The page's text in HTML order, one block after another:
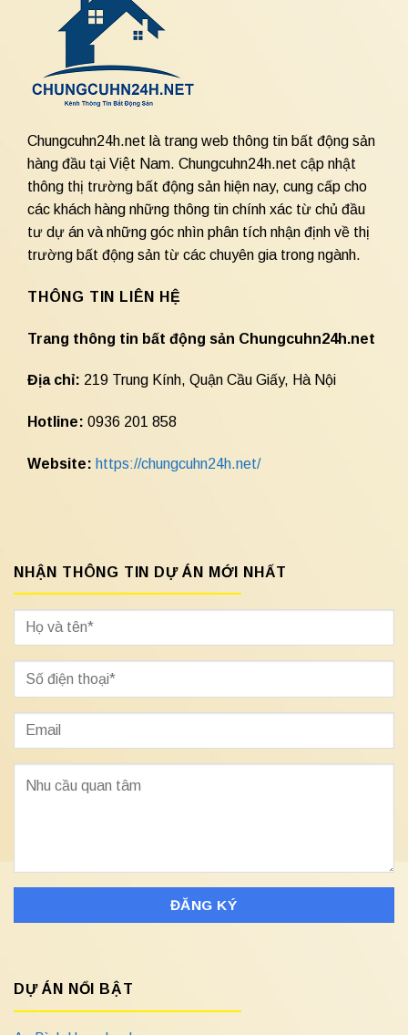
Chungcuhn24h.net là trang web thông tin bất động sản
hàng đầu tại Việt Nam. Chungcuhn24h.net cập nhật
thông thị trường bất động sản hiện nay, cung cấp cho
các khách hàng những thông tin chính xác từ chủ đầu
tư dự án và những góc nhìn phân tích nhận định về thị
trường bất động sản từ các chuyên gia trong ngành.
THÔNG TIN LIÊN HỆ
Trang thông tin bất động sản Chungcuhn24h.net
Địa chỉ: 219 Trung Kính, Quận Cầu Giấy, Hà Nội
Hotline: 0936 201 858
Website: https://chungcuhn24h.net/
NHẬN THÔNG TIN DỰ ÁN MỚI NHẤT
DỰ ÁN NỔI BẬT